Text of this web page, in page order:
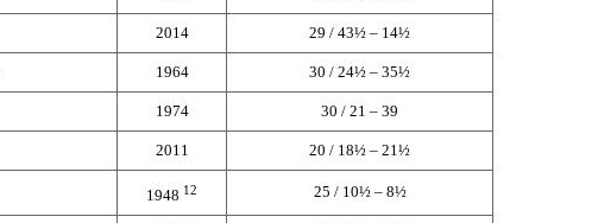
2014 29 / 43½ – 14½
1964 30 / 24½ – 35½
1974 30 / 21 – 39
2011 20 / 18½ – 21½
1948 12 25 / 10½ – 8½